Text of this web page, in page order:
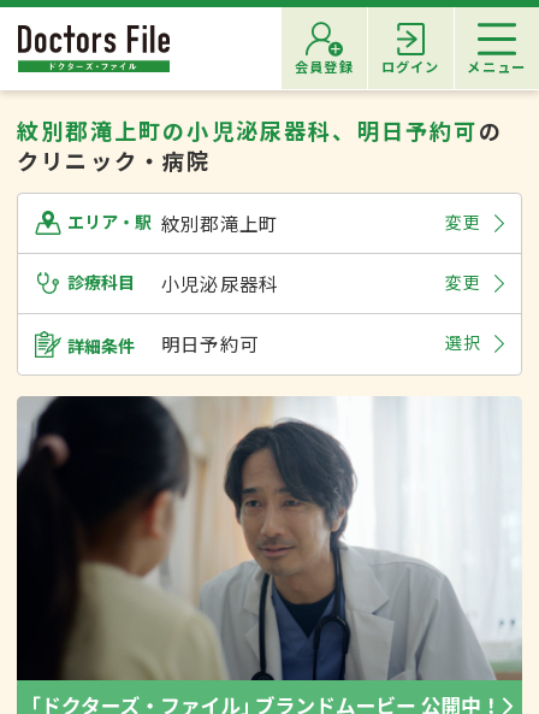
会員登録 ログイン メニュー
紋別郡滝上町の小児泌尿器科、明日予約可の
クリニック・病院
エリア・駅 紋別郡滝上町 変更
診療科目 小児泌尿器科 変更
詳細条件 明日予約可 選択